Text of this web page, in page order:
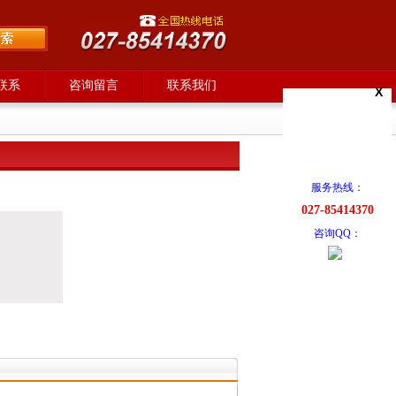
X
服务热线：
027-85414370
咨询QQ：
系 咨询留言 联系我们